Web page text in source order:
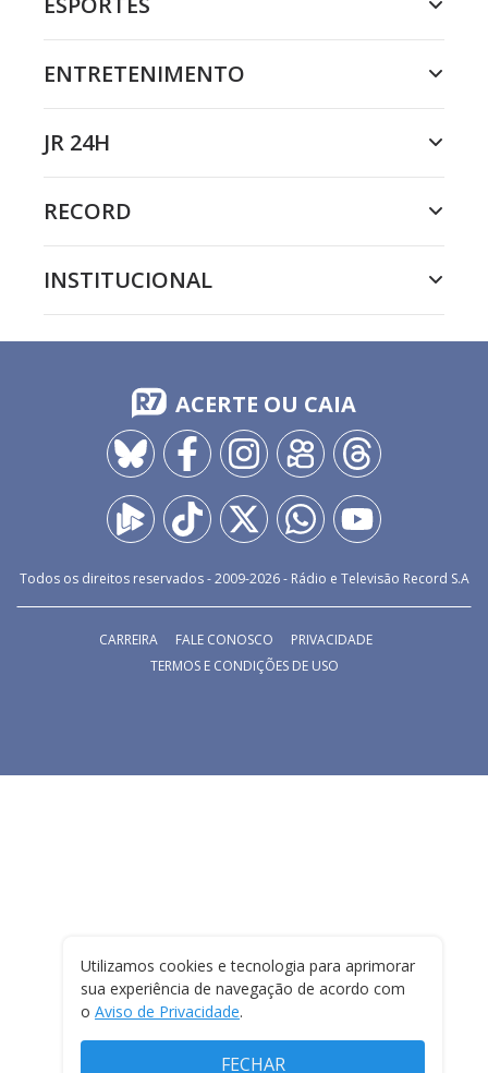
ENTRETENIMENTO
JR 24H
RECORD
INSTITUCIONAL
ACERTE OU CAIA
Todos os direitos reservados - 2009-2026- Rádio e Televisão Record S.A
CARREIRA FALE CONOSCO
PRIVACIDADE
TERMOS E CONDIÇÕES DE USO
Utilizamos cookies e tecnologia para aprimorar
sua experiência de navegação de acordo com
o Aviso de Privacidade.
FECHAR